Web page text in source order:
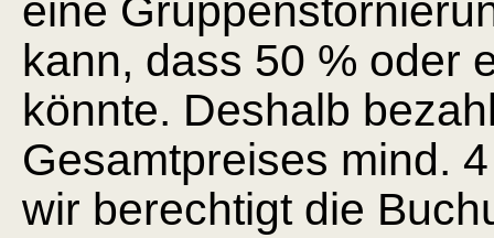
eine
kann, dass 50 % oder
könnte. Deshalb
Gesamtpreises mind.
wir berechtigt die